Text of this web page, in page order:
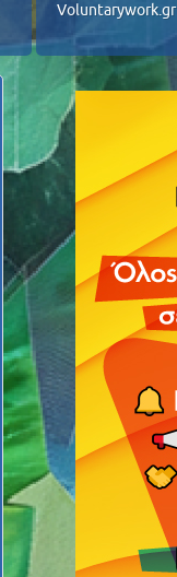
Voluntarywork.gr